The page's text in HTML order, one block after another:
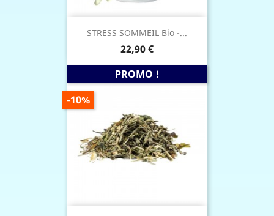
STRESS SOMMEIL Bio -...
Prix
22,90 €
PROMO !
PRIX
DE
-10%